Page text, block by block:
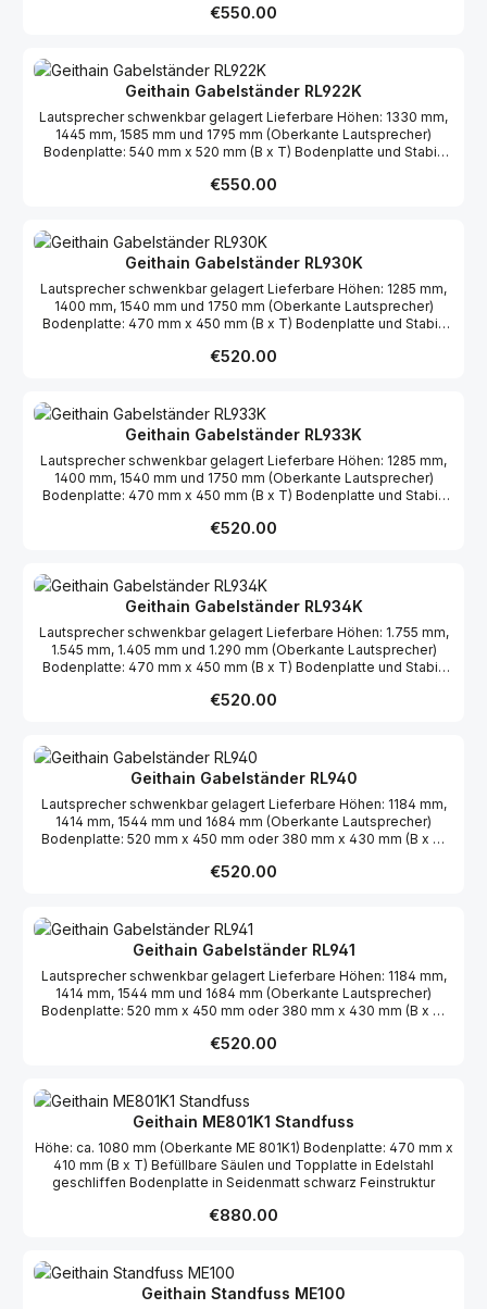
Regular price:
€550.00
Geithain Gabelständer RL922K
Lautsprecher schwenkbar gelagert Lieferbare Höhen: 1330 mm,
1445 mm, 1585 mm und 1795 mm (Oberkante Lautsprecher)
Bodenplatte: 540 mm x 520 mm (B x T) Bodenplatte und Stabi-
Regular price:
€550.00
Geithain Gabelständer RL930K
Lautsprecher schwenkbar gelagert Lieferbare Höhen: 1285 mm,
1400 mm, 1540 mm und 1750 mm (Oberkante Lautsprecher)
Bodenplatte: 470 mm x 450 mm (B x T) Bodenplatte und Stabi-
Regular price:
€520.00
Geithain Gabelständer RL933K
Lautsprecher schwenkbar gelagert Lieferbare Höhen: 1285 mm,
1400 mm, 1540 mm und 1750 mm (Oberkante Lautsprecher)
Bodenplatte: 470 mm x 450 mm (B x T) Bodenplatte und Stabi-
Regular price:
€520.00
Geithain Gabelständer RL934K
Lautsprecher schwenkbar gelagert Lieferbare Höhen: 1.755 mm,
1.545 mm, 1.405 mm und 1.290 mm (Oberkante Lautsprecher)
Bodenplatte: 470 mm x 450 mm (B x T) Bodenplatte und Stabi-
Regular price:
€520.00
Geithain Gabelständer RL940
Lautsprecher schwenkbar gelagert Lieferbare Höhen: 1184 mm,
1414 mm, 1544 mm und 1684 mm (Oberkante Lautsprecher)
Bodenplatte: 520 mm x 450 mm oder 380 mm x 430 mm (B x T)
pulverbeschichtet
Regular price:
€520.00
Geithain Gabelständer RL941
Lautsprecher schwenkbar gelagert Lieferbare Höhen: 1184 mm,
1414 mm, 1544 mm und 1684 mm (Oberkante Lautsprecher)
Bodenplatte: 520 mm x 450 mm oder 380 mm x 430 mm (B x T)
pulverbeschichtet
Regular price:
€520.00
Geithain ME801K1 Standfuss
Höhe: ca. 1080 mm (Oberkante ME 801K1) Bodenplatte: 470 mm x
410 mm (B x T) Befüllbare Säulen und Topplatte in Edelstahl
geschliffen Bodenplatte in Seidenmatt schwarz Feinstruktur
Regular price:
€880.00
Geithain Standfuss ME100